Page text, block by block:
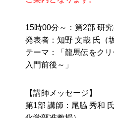
15時00分～：第2部 研
発表者：知野 文哉 氏（
テーマ：「龍馬伝をク
入門前後～」
【講師メッセージ】
第1部 講師：尾脇 秀和